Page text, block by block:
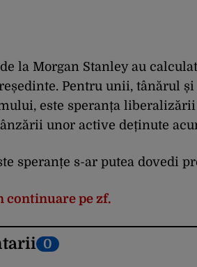
la Morgan Stanley au
Pentru unii, tânărul
este speranța
unor active deținute
speranțe s-ar putea dovedi
continuare pe zf.
0